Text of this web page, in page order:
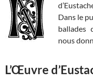
Dans le
ballades
nous
L’Œuvre